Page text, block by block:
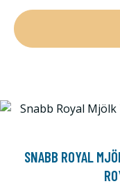
SNABB ROYAL